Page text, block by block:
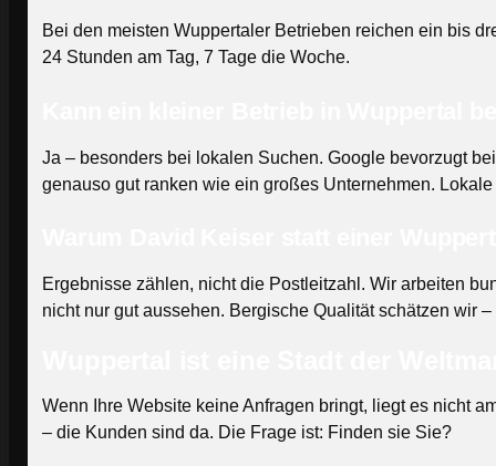
Bei den meisten Wuppertaler Betrieben reichen ein bis
24 Stunden am Tag, 7 Tage die Woche.
Ja – besonders bei lokalen Suchen. Google bevorzugt
genauso gut ranken wie ein großes Unternehmen.
Ergebnisse zählen, nicht die Postleitzahl. Wir arbeiten
nicht nur gut aussehen. Bergische Qualität schätzen wir
Wenn Ihre Website keine Anfragen bringt, liegt es nicht
– die Kunden sind da. Die Frage ist: Finden sie Sie?